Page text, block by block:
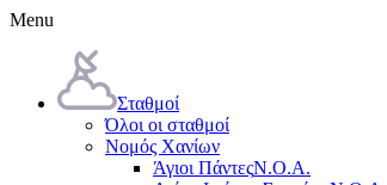
Menu
Σταθμοί
Όλοι οι σταθμοί
Νομός Χανίων
Άγιοι ΠάντεςΝ.Ο.Α.